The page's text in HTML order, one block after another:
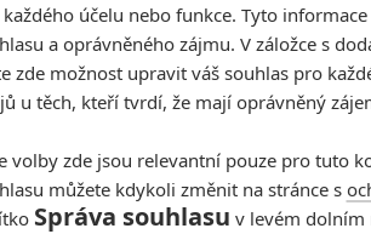
každého účelu nebo funkce. Tyto
a oprávněného zájmu. V záložce s
zde možnost upravit váš souhlas pro
u těch, kteří tvrdí, že mají oprávněný
volby zde jsou relevantní pouze pro tuto
můžete kdykoli změnit na stránce s
Správa souhlasu v levém dolním